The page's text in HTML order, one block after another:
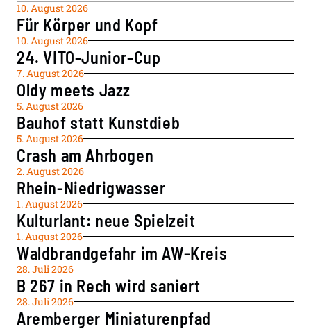
10. August 2026
Für Körper und Kopf
10. August 2026
24. VITO-Junior-Cup
7. August 2026
Oldy meets Jazz
5. August 2026
Bauhof statt Kunstdieb
5. August 2026
Crash am Ahrbogen
2. August 2026
Rhein-Niedrigwasser
1. August 2026
Kulturlant: neue Spielzeit
1. August 2026
Waldbrandgefahr im AW-Kreis
28. Juli 2026
B 267 in Rech wird saniert
28. Juli 2026
Aremberger Miniaturenpfad